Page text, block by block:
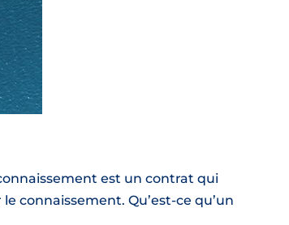
est un contrat qui
connaissement. Qu’est-ce qu’un